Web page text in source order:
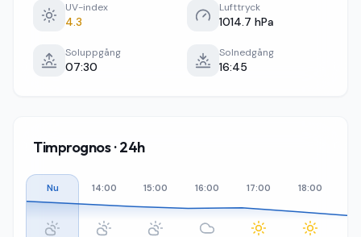
UV-index
4.3
Lufttryck
1014.7 hPa
Soluppgång
07:30
Solnedgång
16:45
Timprognos · 24h
Nu 14:00 15:00 16:00 17:00 18:00